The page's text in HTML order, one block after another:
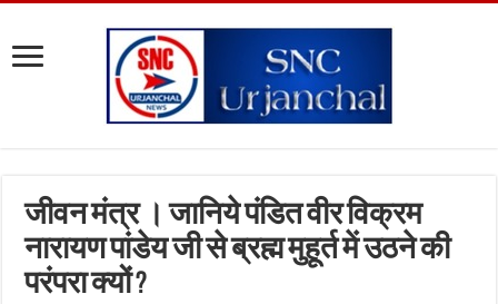
जीवन मंत्र । जानिये पंडित वीर विक्रम
नारायण पांडेय जी से ब्रह्म मुहूर्त में उठने की
परंपरा क्यों ?